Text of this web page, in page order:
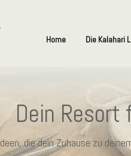
Home Die Kalahari
Dein Resort
die dein Zuhause zu